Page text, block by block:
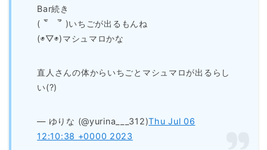
Bar続き
( ‾᷅ゝ‾᷄ )いちごが出るもんね
(◉▽◉)マシュマロかな
直人さんの体からいちごとマシュマロが出るらし
い(?)
— ゆりな (@yurina___312)Thu Jul 06
12:10:38 +0000 2023